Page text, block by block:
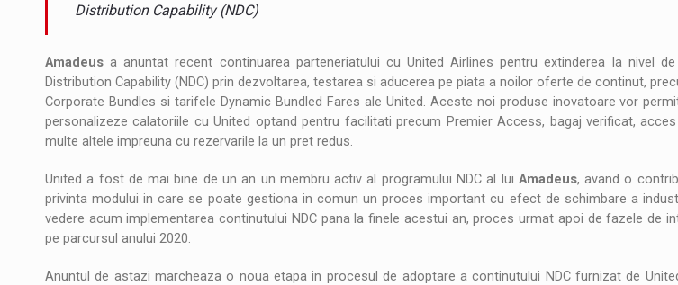
Distribution Capability (NDC)
Amadeus a anuntat recent continuarea parteneriatului cu United Airlines pentru extinderea la nivel
Distribution Capability (NDC) prin dezvoltarea, testarea si aducerea pe piata a noilor oferte de continut,
Corporate Bundles si tarifele Dynamic Bundled Fares ale United. Aceste noi produse inovatoare vor
personalizeze calatoriile cu United optand pentru facilitati precum Premier Access, bagaj verificat,
multe altele impreuna cu rezervarile la un pret redus.
United a fost de mai bine de un an un membru activ al programului NDC al lui Amadeus, avand o
privinta modului in care se poate gestiona in comun un proces important cu efect de schimbare a
vedere acum implementarea continutului NDC pana la finele acestui an, proces urmat apoi de fazele de
pe parcursul anului 2020.
Anuntul de astazi marcheaza o noua etapa in procesul de adoptare a continutului NDC furnizat de